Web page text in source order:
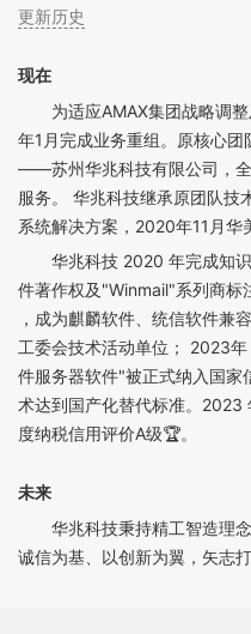
更新历史
现在
为适应AMAX集团战略调
年1月完成业务重组。原核心
——苏州华兆科技有限公司，
服务。 华兆科技继承原团队技
系统解决方案，2020年11月华
华兆科技 2020 年完成知
件著作权及"Winmail"系列商标
，成为麒麟软件、统信软件兼
工委会技术活动单位； 2023
件服务器软件"被正式纳入国家
术达到国产化替代标准。
度纳税信用评价A级🏆。
未来
华兆科技秉持精工智造理
诚信为基、以创新为翼，矢志